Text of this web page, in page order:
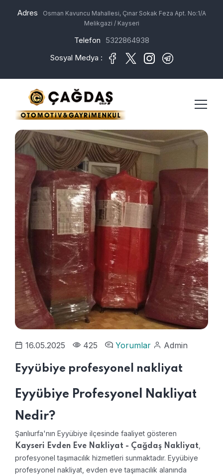
Adres
Osman Kavuncu Mahallesi, Çınar Sokak Feza Apt. No:1/A
Melikgazi / Kayseri
Telefon
5322864938
Sosyal Medya :
16.05.2025 425 Yorumlar Admin
Eyyübiye profesyonel nakliyat
Eyyübiye Profesyonel Nakliyat
Nedir?
Şanlıurfa'nın Eyyübiye ilçesinde faaliyet gösteren
Kayseri Evden Eve Nakliyat - Çağdaş Nakliyat
profesyonel taşımacılık hizmetleri sunmaktadır. Eyyübiye
profesyonel nakliyat, evden eve taşımacılık alanında